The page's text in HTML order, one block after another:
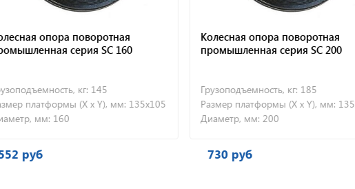
опора поворотная
серия SC 160
кг: 145
платформы (X x Y), мм: 135х105
мм: 160
Колесная опора поворотная
промышленная серия SC 200
Грузоподъемность, кг: 185
Размер платформы (X x Y), мм: 135х105
Диаметр, мм: 200
730 руб